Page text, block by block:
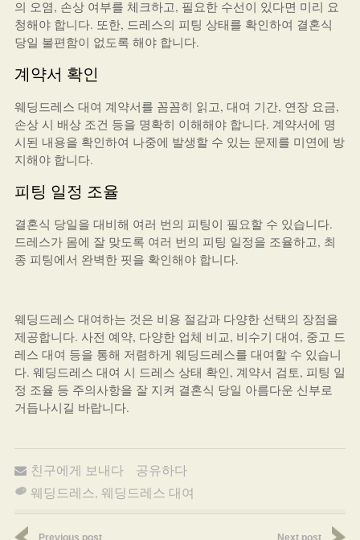
의 오염, 손상 여부를 체크하고, 필요한 수선이 있다면 미리 요
청해야 합니다. 또한, 드레스의 피팅 상태를 확인하여 결혼식
당일 불편함이 없도록 해야 합니다.
계약서 확인
웨딩드레스 대여 계약서를 꼼꼼히 읽고, 대여 기간, 연장 요금,
손상 시 배상 조건 등을 명확히 이해해야 합니다. 계약서에 명
시된 내용을 확인하여 나중에 발생할 수 있는 문제를 미연에 방
지해야 합니다.
피팅 일정 조율
결혼식 당일을 대비해 여러 번의 피팅이 필요할 수 있습니다.
드레스가 몸에 잘 맞도록 여러 번의 피팅 일정을 조율하고, 최
종 피팅에서 완벽한 핏을 확인해야 합니다.
웨딩드레스 대여하는 것은 비용 절감과 다양한 선택의 장점을
제공합니다. 사전 예약, 다양한 업체 비교, 비수기 대여, 중고 드
레스 대여 등을 통해 저렴하게 웨딩드레스를 대여할 수 있습니
다. 웨딩드레스 대여 시 드레스 상태 확인, 계약서 검토, 피팅 일
정 조율 등 주의사항을 잘 지켜 결혼식 당일 아름다운 신부로
거듭나시길 바랍니다.
친구에게 보내다
공유하다
웨딩드레스, 웨딩드레스 대여
Previous post Next post